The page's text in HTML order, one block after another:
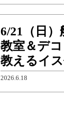
6/21（日
教室＆デ
教えるイ
2026.6.18